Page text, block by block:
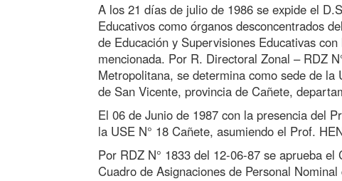
A los 21 días de julio de 1986 se expide el
Educativos como órganos desconcentrados
de Educación y Supervisiones Educativas
mencionada. Por R. Directoral Zonal – RDZ
Metropolitana, se determina como sede de
de San Vicente, provincia de Cañete,
El 06 de Junio de 1987 con la presencia del
la USE N° 18 Cañete, asumiendo el Prof.
Por RDZ N° 1833 del 12-06-87 se aprueba
Cuadro de Asignaciones de Personal